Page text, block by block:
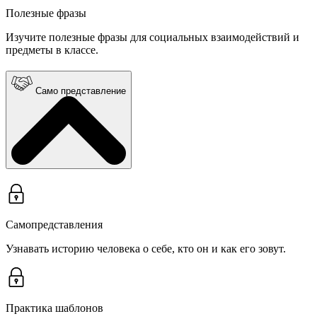
Полезные фразы
Изучите полезные фразы для социальных взаимодействий и
предметы в классе.
Само представление
Самопредставления
Узнавать историю человека о себе, кто он и как его зовут.
Практика шаблонов